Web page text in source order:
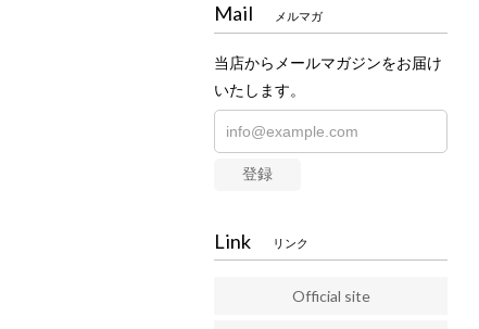
Mail メルマガ
当店からメールマガジンをお届け
いたします。
登録
Link リンク
Official site